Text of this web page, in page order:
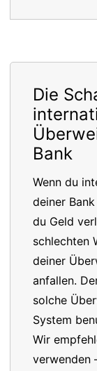
Die
Bank
Wenn du
deiner
du Geld
schlechten
deiner
anfallen.
solche
System
Wir
verwenden